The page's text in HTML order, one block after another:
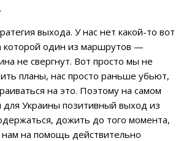
выхода. У нас нет какой-то вот
которой один из маршрутов —
не свергнут. Вот просто мы не
планы, нас просто раньше убьют,
на это. Поэтому на самом
Украины позитивный выход из
дожить до того момента,
нам на помощь действительно